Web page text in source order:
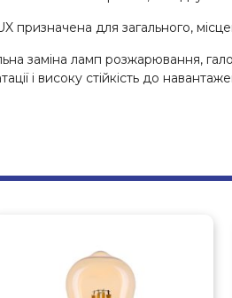
призначена для загального,
заміна ламп розжарювання,
і високу стійкість до